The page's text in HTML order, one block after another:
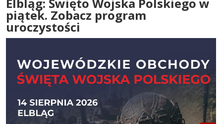
Elbląg: Święto Wojska Polskiego w
piątek. Zobacz program
uroczystości